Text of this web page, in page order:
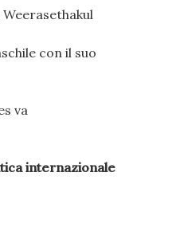
Weerasethakul
con il suo
va
internazionale